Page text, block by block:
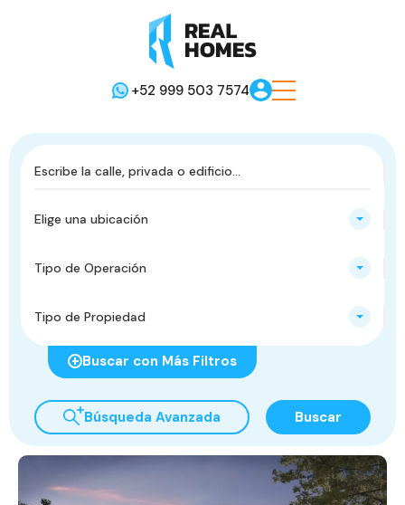
+52 999 503 7574
Elige una ubicación
Tipo de Operación
Tipo de Propiedad
Buscar con Más Filtros
Búsqueda Avanzada Buscar